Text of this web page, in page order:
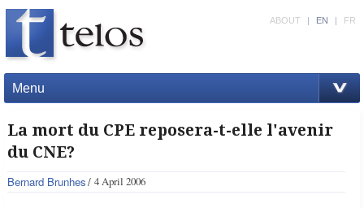
Menu
ABOUT | EN | FR
La mort du CPE reposera-t-elle l'avenir
du CNE?
Bernard Brunhes 4 April 2006